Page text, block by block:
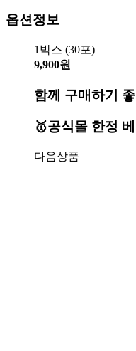
옵션정보
1박스 (30포)
9,900원
함께 구매하기
🥇공식몰 한정
다음상품